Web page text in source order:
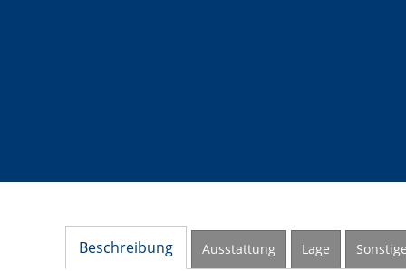
Beschreibung Ausstattung Lage